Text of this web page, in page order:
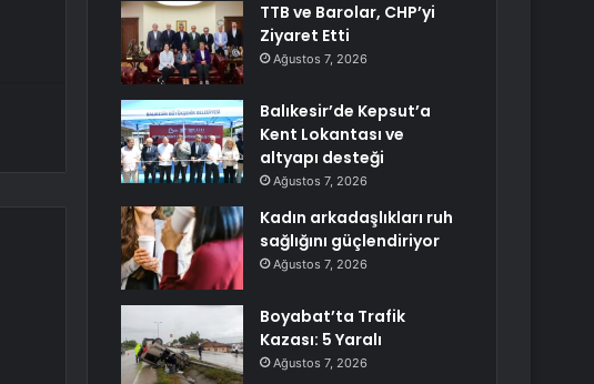
TTB ve Barolar, CHP’yi
Ziyaret Etti
Ağustos 7, 2026
Balıkesir’de Kepsut’a
Kent Lokantası ve
altyapı desteği
Ağustos 7, 2026
Kadın arkadaşlıkları ruh
sağlığını güçlendiriyor
Ağustos 7, 2026
Boyabat’ta Trafik
Kazası: 5 Yaralı
Ağustos 7, 2026